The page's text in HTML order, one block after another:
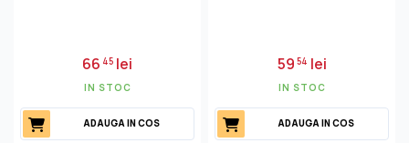
66 45 lei
IN STOC
ADAUGA IN COS
5954 lei
IN STOC
ADAUGA IN COS